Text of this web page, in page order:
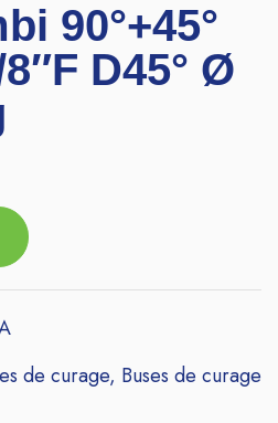
90°+45°
D45° Ø
de curage, Buses de curage